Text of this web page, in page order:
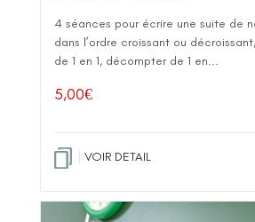
4 séances pour écrire une suite de
dans l’ordre croissant ou
de 1 en 1, décompter de 1 en...
5,00€
VOIR DETAIL